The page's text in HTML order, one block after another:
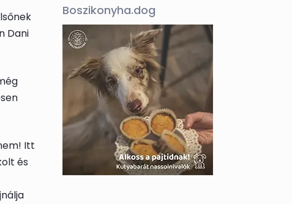
Dani
Itt
és
Boszikonyha.dog